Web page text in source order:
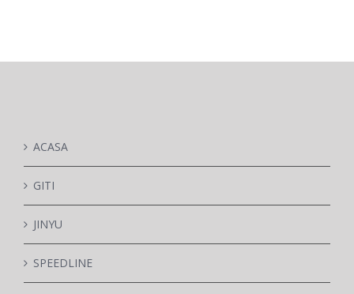
DESPRE NOI
CONTACT
CERERE DE GARANTIE
ACASA
GITI
JINYU
SPEEDLINE